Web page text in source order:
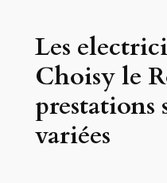
Les
Choisy le
prestations
variées